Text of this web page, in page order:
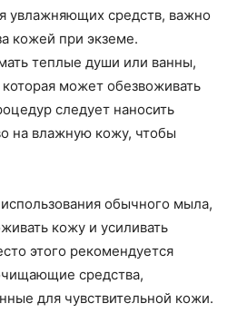
увлажняющих средств, важно
кожей при экземе.
теплые души или ванны,
может обезвоживать
следует наносить
на влажную кожу, чтобы
обычного мыла,
кожу и усиливать
этого рекомендуется
средства,
для чувствительной кожи.